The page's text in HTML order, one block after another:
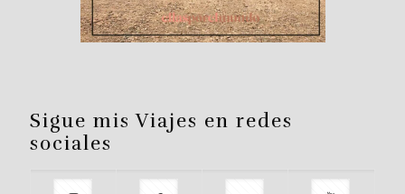
Sigue mis Viajes en redes
sociales